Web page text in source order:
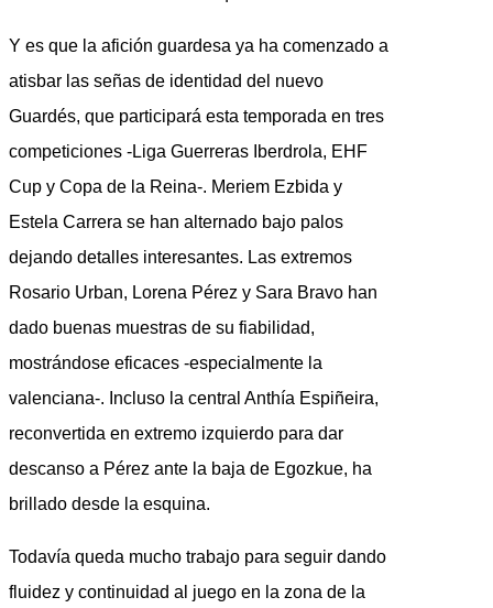
Y es que la afición guardesa ya ha comenzado a
atisbar las señas de identidad del nuevo
Guardés, que participará esta temporada en tres
competiciones -Liga Guerreras Iberdrola, EHF
Cup y Copa de la Reina-. Meriem Ezbida y
Estela Carrera se han alternado bajo palos
dejando detalles interesantes. Las extremos
Rosario Urban, Lorena Pérez y Sara Bravo han
dado buenas muestras de su fiabilidad,
mostrándose eficaces -especialmente la
valenciana-. Incluso la central Anthía Espiñeira,
reconvertida en extremo izquierdo para dar
descanso a Pérez ante la baja de Egozkue, ha
brillado desde la esquina.
Todavía queda mucho trabajo para seguir dando
fluidez y continuidad al juego en la zona de la